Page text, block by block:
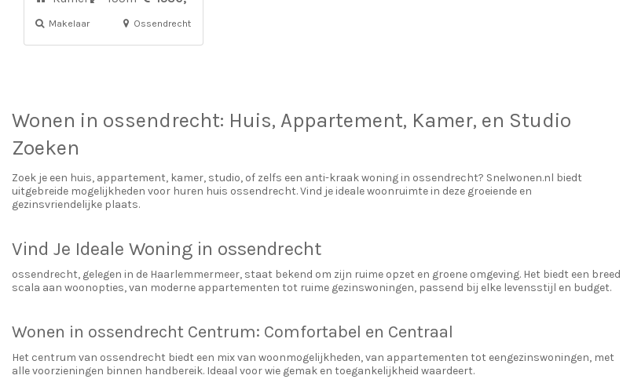
Makelaar Ossendrecht
Wonen in ossendrecht: Huis, Appartement, Kamer, en Studio
Zoeken
Zoek je een huis, appartement, kamer, studio, of zelfs een anti-kraak woning in ossendrecht? Snelwonen.nl biedt
uitgebreide mogelijkheden voor huren huis ossendrecht. Vind je ideale woonruimte in deze groeiende en
gezinsvriendelijke plaats.
Vind Je Ideale Woning in ossendrecht
ossendrecht, gelegen in de Haarlemmermeer, staat bekend om zijn ruime opzet en groene omgeving. Het biedt een breed
scala aan woonopties, van moderne appartementen tot ruime gezinswoningen, passend bij elke levensstijl en budget.
Wonen in ossendrecht Centrum: Comfortabel en Centraal
Het centrum van ossendrecht biedt een mix van woonmogelijkheden, van appartementen tot eengezinswoningen, met
alle voorzieningen binnen handbereik. Ideaal voor wie gemak en toegankelijkheid waardeert.